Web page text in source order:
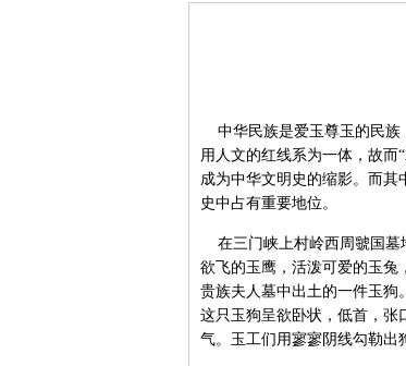
中华民族是爱玉尊玉的民族
用人文的红线系为一体，故而
成为中华文明史的缩影。而
史中占有重要地位。
在三门峡上村岭西周虢国墓
欲飞的玉鹰，活泼可爱的玉兔
贵族夫人墓中出土的一件玉狗
这只玉狗呈欲卧状，低首，张
气。玉工们用寥寥阴线勾勒出